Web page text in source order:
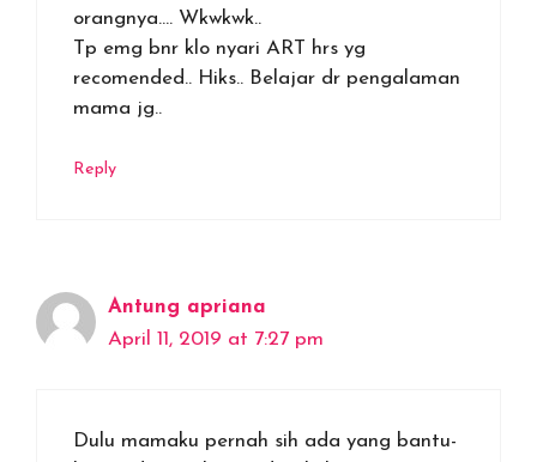
orangnya…. Wkwkwk..
Tp emg bnr klo nyari ART hrs yg
recomended.. Hiks.. Belajar dr pengalaman
mama jg..
Reply
Antung apriana
April 11, 2019 at 7:27 pm
Dulu mamaku pernah sih ada yang bantu-